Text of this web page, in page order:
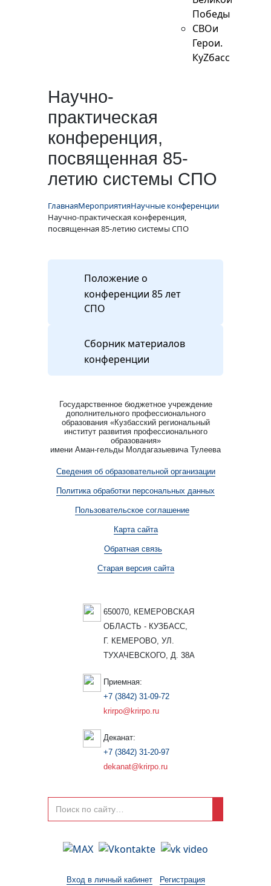
Победы
СВОи
Герои.
КуZбасс
Научно-
практическая
конференция,
посвященная 85-
летию системы СПО
ГлавнаяМероприятияНаучные конференции
Научно-практическая конференция,
посвященная 85-летию системы СПО
Положение о
конференции 85 лет
СПО
Сборник материалов
конференции
Государственное бюджетное учреждение
дополнительного профессионального
образования «Кузбасский региональный
институт развития профессионального
образования»
имени Аман-гельды Молдагазыевича Тулеева
Сведения об образовательной организации
Политика обработки персональных данных
Пользовательское соглашение
Карта сайта
Обратная связь
Старая версия сайта
650070, КЕМЕРОВСКАЯ
ОБЛАСТЬ - КУЗБАСС,
Г. КЕМЕРОВО, УЛ.
ТУХАЧЕВСКОГО, Д. 38А
Приемная:
+7 (3842) 31-09-72
krirpo@krirpo.ru
Деканат:
+7 (3842) 31-20-97
dekanat@krirpo.ru
Вход в личный кабинет Регистрация